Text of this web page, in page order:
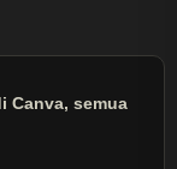
Canva, semua